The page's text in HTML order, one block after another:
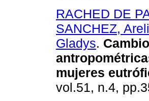
RACHED DE
SANCHEZ,
Gladys.
mujeres
vol.51, n.4,